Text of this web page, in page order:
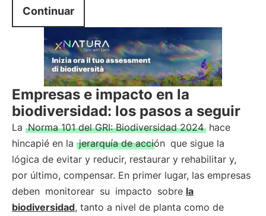
Continuar
Empresas e impacto en la
biodiversidad: los pasos a seguir
La Norma 101 del GRI: Biodiversidad 2024 hace
hincapié en la jerarquía de acción que sigue la
lógica de evitar y reducir, restaurar y rehabilitar y,
por último, compensar. En primer lugar, las empresas
deben monitorear su impacto sobre la
biodiversidad, tanto a nivel de planta como de